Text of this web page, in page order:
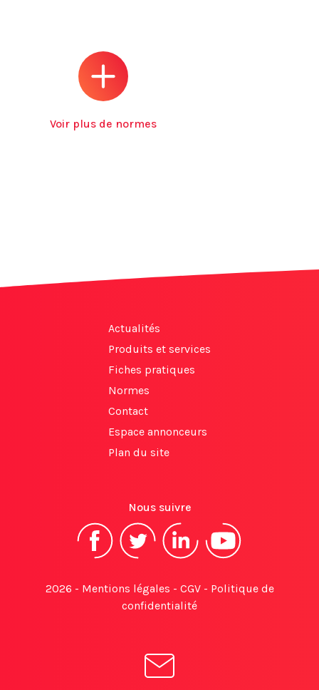
Voir plus de normes
Actualités
Produits et services
Fiches pratiques
Normes
Contact
Espace annonceurs
Plan du site
Nous suivre
2026 - Mentions légales - CGV- Politique de
confidentialité